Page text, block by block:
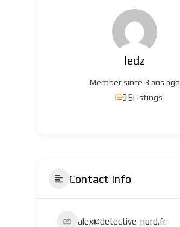
ledz
Member since 3 ans ago
95Listings
Contact Info
alex@detective-nord.fr